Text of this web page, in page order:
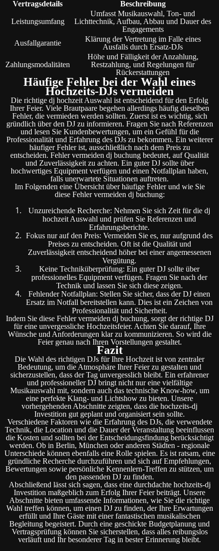
Vertragsdetails
Beschreibung
Leistungsumfang
Umfasst Musikauswahl, Ton- und
Lichttechnik, Aufbau, Abbau und Dauer des
Engagements
Ausfallgarantie
Klärung der Vertretung im Falle eines
Ausfalls durch Ersatz-DJs
Zahlungsmodalitäten
Höhe und Fälligkeit der Anzahlung,
Restzahlung, und Regelungen für
Rückerstattungen
Häufige Fehler bei der Wahl eines
Hochzeits-DJs vermeiden
Die richtige dj hochzeit Auswahl ist entscheidend für den Erfolg
Ihrer Feier. Viele Brautpaare begehen allerdings häufig dieselben
Fehler, die vermieden werden sollten. Zuerst ist es wichtig, sich
gründlich über den DJ zu informieren. Fragen Sie nach Referenzen
und lesen Sie Kundenbewertungen, um ein Gefühl für die
Professionalität und Erfahrung des DJs zu bekommen. Ein weiterer
häufiger Fehler ist, ausschließlich nach dem Preis zu
entscheiden. Fehler vermeiden dj buchung bedeutet, auf Qualität
und Zuverlässigkeit zu achten. Ein guter DJ sollte über
hochwertiges Equipment verfügen und einen Notfallplan haben,
falls unerwartete Situationen auftreten.
Im Folgenden eine Übersicht über häufige Fehler und wie Sie
diese Fehler vermeiden dj buchung:
Unzureichende Recherche: Nehmen Sie sich Zeit für die dj
hochzeit Auswahl und prüfen Sie Referenzen und
Erfahrungsberichte.
Fokus nur auf den Preis: Vermeiden Sie es, nur aufgrund des
Preises zu entscheiden. Oft ist die Qualität und
Zuverlässigkeit entscheidend höher bei einer angemessenen
Vergütung.
Keine Techniküberprüfung: Ein guter DJ sollte über
professionelles Equipment verfügen. Fragen Sie nach der
Technik und lassen Sie sich diese zeigen.
Fehlender Notfallplan: Stellen Sie sicher, dass der DJ einen
Ersatz im Notfall bereitstellen kann. Dies ist ein Zeichen von
Professionalität und Sicherheit.
Indem Sie diese Fehler vermeiden dj buchung, sorgt der richtige DJ
für eine unvergessliche Hochzeitsfeier. Achten Sie darauf, Ihre
Wünsche und Anforderungen klar zu kommunizieren. So wird die
Feier genau nach Ihren Vorstellungen gestaltet.
Fazit
Die Wahl des richtigen DJs für Ihre Hochzeit ist von zentraler
Bedeutung, um die Atmosphäre Ihrer Feier zu gestalten und
sicherzustellen, dass der Tag unvergesslich bleibt. Ein erfahrener
und professioneller DJ bringt nicht nur eine vielfältige
Musikauswahl mit, sondern auch das technische Know-how, um
eine perfekte Klang- und Lichtshow zu bieten. Unsere
vorhergehenden Abschnitte zeigten, dass die hochzeits-dj
Investition gut geplant und organisiert sein sollte.
Verschiedene Faktoren wie die Erfahrung des DJs, die verwendete
Technik, die Location und die Dauer der Veranstaltung beeinflussen
die Kosten und sollten bei der Entscheidungsfindung berücksichtigt
werden. Ob in Berlin, München oder anderen Städten - regionale
Unterschiede können ebenfalls eine Rolle spielen. Es ist ratsam, eine
gründliche Recherche durchzuführen und sich auf Empfehlungen,
Bewertungen sowie persönliche Kennenlern-Treffen zu stützen, um
den passenden DJ zu finden.
Abschließend lässt sich sagen, dass eine durchdachte hochzeits-dj
Investition maßgeblich zum Erfolg Ihrer Feier beiträgt. Unsere
Abschnitte bieten umfassende Informationen, wie Sie die richtige
Wahl treffen können, um einen DJ zu finden, der Ihre Erwartungen
erfüllt und Ihre Gäste mit einer fantastischen musikalischen
Begleitung begeistert. Durch eine geschickte Budgetplanung und
Vertragsprüfung können Sie sicherstellen, dass alles reibungslos
verläuft und Ihr besonderer Tag in bester Erinnerung bleibt.